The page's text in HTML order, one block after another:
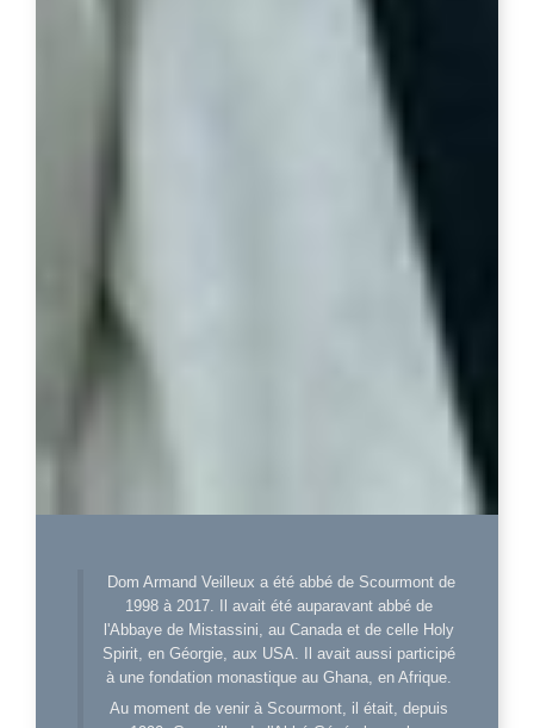
Dom Armand Veilleux a été abbé de Scourmont de
1998 à 2017. Il avait été auparavant abbé de
l'Abbaye de Mistassini, au Canada et de celle Holy
Spirit, en Géorgie, aux USA. Il avait aussi participé
à une fondation monastique au Ghana, en Afrique.
Au moment de venir à Scourmont, il était, depuis